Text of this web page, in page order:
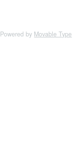
Powered by Movable Type